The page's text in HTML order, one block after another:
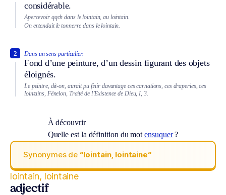
considérable.
Apercevoir qqch dans le lointain, au lointain.
On entendait le tonnerre dans le lointain.
Dans un sens particulier.
Fond d’une peinture, d’un dessin figurant des objets
éloignés.
2
Le peintre, dit-on, aurait pu finir davantage ces carnations, ces draperies, ces
lointains, Fénelon, Traité de l’Existence de Dieu, I, 3.
À découvrir
Quelle est la définition du motensuquer?
Synonymes de “lointain, lointaine“
lointain, lointaine
adjectif